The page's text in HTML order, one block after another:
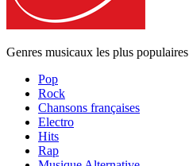
Genres musicaux les plus populaires
Pop
Rock
Chansons françaises
Electro
Hits
Rap